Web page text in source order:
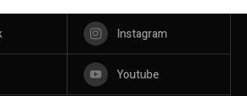
Instagram
Youtube